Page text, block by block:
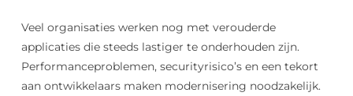
Veel organisaties werken nog met verouderde
applicaties die steeds lastiger te onderhouden zijn.
Performanceproblemen, securityrisico’s en een tekort
aan ontwikkelaars maken modernisering noodzakelijk.